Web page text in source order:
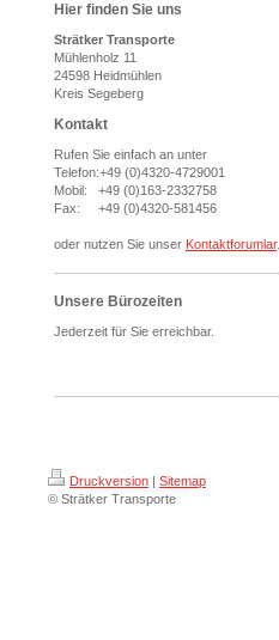
Hier finden Sie uns
Strätker Transporte
Mühlenholz 11
24598 Heidmühlen
Kreis Segeberg
Kontakt
Rufen Sie einfach an unter
Telefon:+49 (0)4320-4729001
Mobil: +49 (0)163-2332758
Fax: +49 (0)4320-581456
oder nutzen Sie unser Kontaktforumlar.
Unsere Bürozeiten
Jederzeit für Sie erreichbar.
Druckversion | Sitemap
© Strätker Transporte